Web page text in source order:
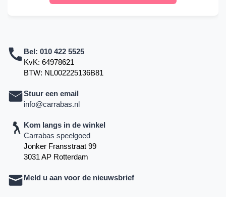
Bel: 010 422 5525
KvK: 64978621
BTW: NL002225136B81
Stuur een email
info@carrabas.nl
Kom langs in de winkel
Carrabas speelgoed
Jonker Fransstraat 99
3031 AP Rotterdam
Meld u aan voor de nieuwsbrief